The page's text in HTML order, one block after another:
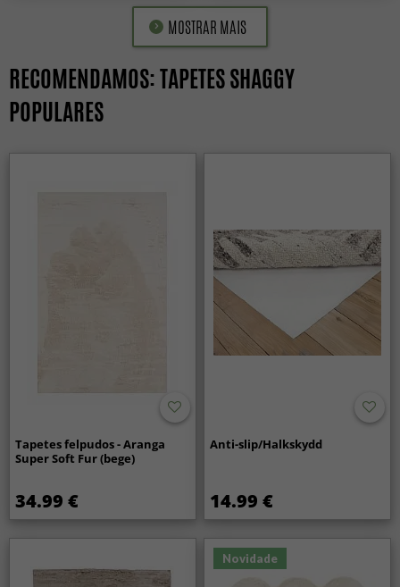
MOSTRAR MAIS
RECOMENDAMOS: TAPETES SHAGGY
POPULARES
Tapetes felpudos - Aranga
Super Soft Fur (bege)
34.99 €
Anti-slip/Halkskydd
14.99 €
Novidade